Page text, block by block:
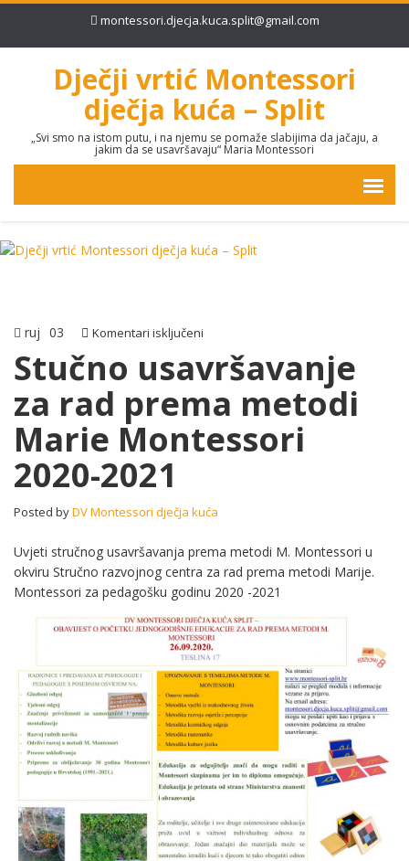
montessori.djecja.kuca.split@gmail.com
Dječji vrtić Montessori
dječja kuća – Split
„Svi smo na istom putu, i na njemu se pomaže slabijima da jačaju, a
jakim da se usavršavaju“ Maria Montessori
ruj 03 Komentari isključeni
Stučno
usavršavanje
rad
metodi
2020-
Stučno usavršavanje
za rad prema metodi
Marie Montessori
2020-2021
Posted byDV Montessori dječja kuća
Uvjeti stručnog usavršavanja prema metodi M. Montessori u
okviru Stručno razvojnog centra za rad prema metodi Marije.
Montessori za pedagošku godinu 2020 -2021